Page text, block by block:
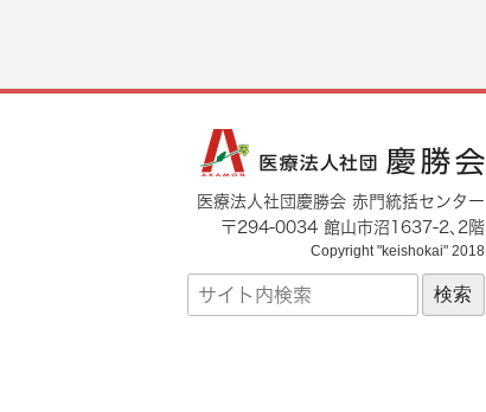
医療法人社団慶勝会 赤門統括センター
〒294-0034 館山市沼1637-2､2階
Copyright "keishokai" 2018
サ
ト